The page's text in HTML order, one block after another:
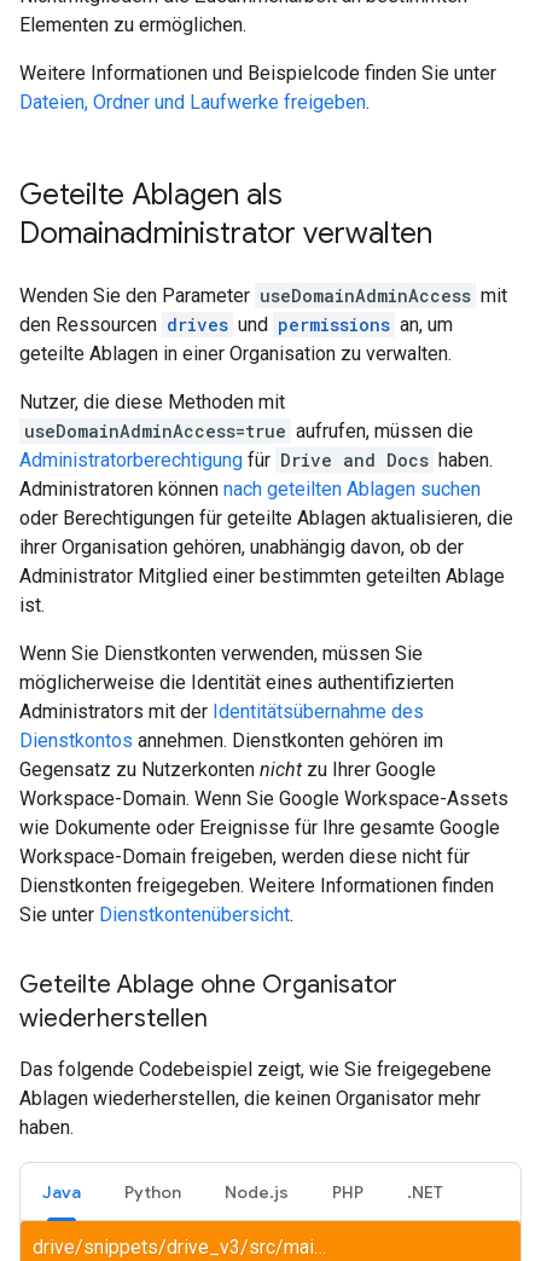
Elementen zu ermöglichen.
Weitere Informationen und Beispielcode finden Sie unter
Dateien, Ordner und Laufwerke freigeben.
Geteilte Ablagen als
Domainadministrator verwalten
Wenden Sie den Parameter useDomainAdminAccess mit
den Ressourcen drives und permissions an, um
geteilte Ablagen in einer Organisation zu verwalten.
Nutzer, die diese Methoden mit
useDomainAdminAccess=true aufrufen, müssen die
Administratorberechtigung für Drive and Docs haben.
Administratoren können nach geteilten Ablagen suchen
oder Berechtigungen für geteilte Ablagen aktualisieren, die
ihrer Organisation gehören, unabhängig davon, ob der
Administrator Mitglied einer bestimmten geteilten Ablage
ist.
Wenn Sie Dienstkonten verwenden, müssen Sie
möglicherweise die Identität eines authentifizierten
Administrators mit der Identitätsübernahme des
Dienstkontos annehmen. Dienstkonten gehören im
Gegensatz zu Nutzerkonten nicht zu Ihrer Google
Workspace-Domain. Wenn Sie Google Workspace-Assets
wie Dokumente oder Ereignisse für Ihre gesamte Google
Workspace-Domain freigeben, werden diese nicht für
Dienstkonten freigegeben. Weitere Informationen finden
Sie unter Dienstkontenübersicht.
Geteilte Ablage ohne Organisator
wiederherstellen
Das folgende Codebeispiel zeigt, wie Sie freigegebene
Ablagen wiederherstellen, die keinen Organisator mehr
haben.
Java Python Node.js PHP .NET
drive/snippets/drive_v3/src/main/java/RecoverDrive.java